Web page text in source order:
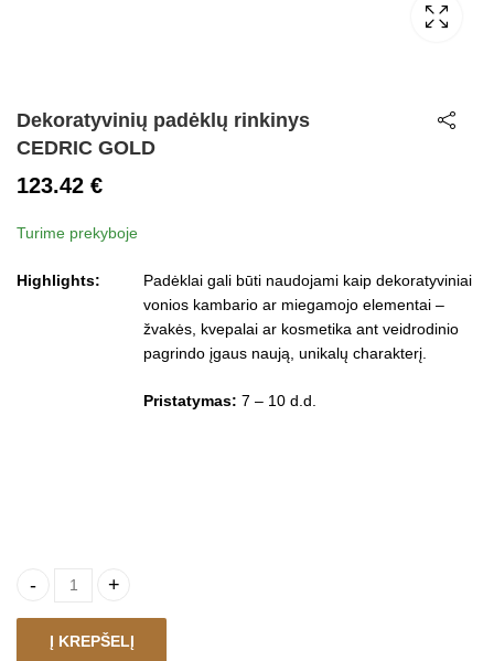
Dekoratyvinių padėklų rinkinys
CEDRIC GOLD
123.42 €
Turime prekyboje
Highlights:
Padėklai gali būti naudojami kaip dekoratyviniai
vonios kambario ar miegamojo elementai –
žvakės, kvepalai ar kosmetika ant veidrodinio
pagrindo įgaus naują, unikalų charakterį.
Pristatymas: 7 – 10 d.d.
Dekoratyvinių padėklų rinkinys CEDRIC GOLD quantity
Į KREPŠELĮ